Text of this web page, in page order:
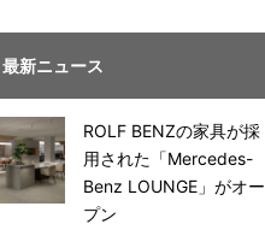
最新ニュース
ROLF BENZの家具が採
用された「Mercedes-
Benz LOUNGE」がオー
プン